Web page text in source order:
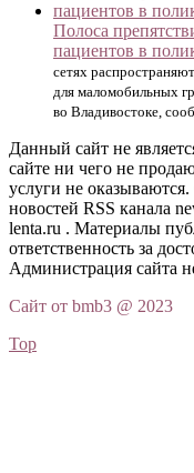
Полоса
пациентов в
сетях
для маломобильных
во Владивостоке,
Данный сайт не
сайте ни чего не
услуги не
новостей RSS канала
lenta.ru . Материалы
ответственность за
Администрация сайта
Сайт от bmb3 @ 2023
Top